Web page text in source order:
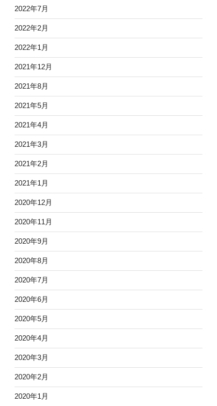
2022年7月
2022年2月
2022年1月
2021年12月
2021年8月
2021年5月
2021年4月
2021年3月
2021年2月
2021年1月
2020年12月
2020年11月
2020年9月
2020年8月
2020年7月
2020年6月
2020年5月
2020年4月
2020年3月
2020年2月
2020年1月